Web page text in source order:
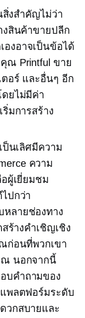
สิ่งสำคัญไม่ว่า
งสินค้าขายปลีก
งอาจเป็นข้อได้
ณ Printful ขาย
ตอร์ และอื่นๆ อีก
ดยไม่มีค่า
มการสร้าง
ป็นเลิศมีความ
ความ
อผู้เยี่ยมชม
ปกว่า
ลายช่องทาง
ร้างคำเชิญเชิง
ก่อนที่พวกเขา
ณ นอกจากนี้
บคำถามของ
พลตฟอร์มระดับ
วกสบายและ